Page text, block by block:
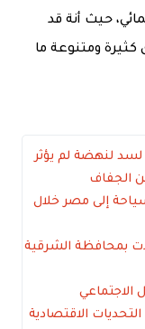
حيث أنة قد
أخرى كثيرة ومتنوعة ما
لسد لنهضة لم يؤثر
الجفاف
إلى مصر خلال
بمحافظة الشرقية
الاجتماعي
الاقتصادية